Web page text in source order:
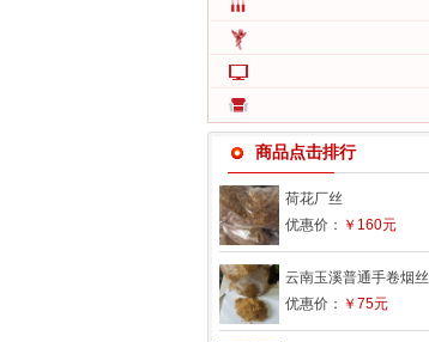
商品点击排行
荷花厂丝
优惠价： ￥160元
云南玉溪普通手卷烟丝
优惠价： ￥75元